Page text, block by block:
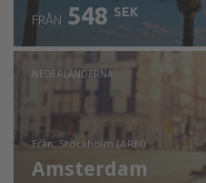
FRÅN 548 SEK
NEDERLÄNDERNA
från: Stockholm (ARN)
Amsterdam